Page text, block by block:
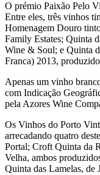
O prémio Paixão Pelo
Entre eles, três vinhos
Homenagem Douro
Family Estates; Quinta
Wine & Soul; e Quinta
Franca) 2013,
Apenas um vinho
com Indicação
pela Azores Wine
Os Vinhos do Porto
arrecadando quatro
Portal; Croft Quinta da
Velha, ambos
Quinta das Lamelas, de